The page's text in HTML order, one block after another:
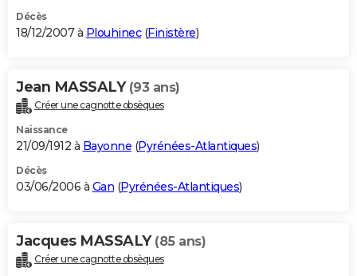
Décès
18/12/2007 à Plouhinec(Finistère)
Jean MASSALY (93 ans)
Créer une cagnotte obsèques
Naissance
21/09/1912 à Bayonne (Pyrénées-Atlantiques)
Décès
03/06/2006 à Gan (Pyrénées-Atlantiques)
Jacques MASSALY (85 ans)
Créer une cagnotte obsèques